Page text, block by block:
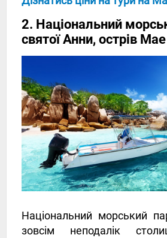
2. Національний
святої Анни, острів Мае
Національний морський
зовсім неподалік